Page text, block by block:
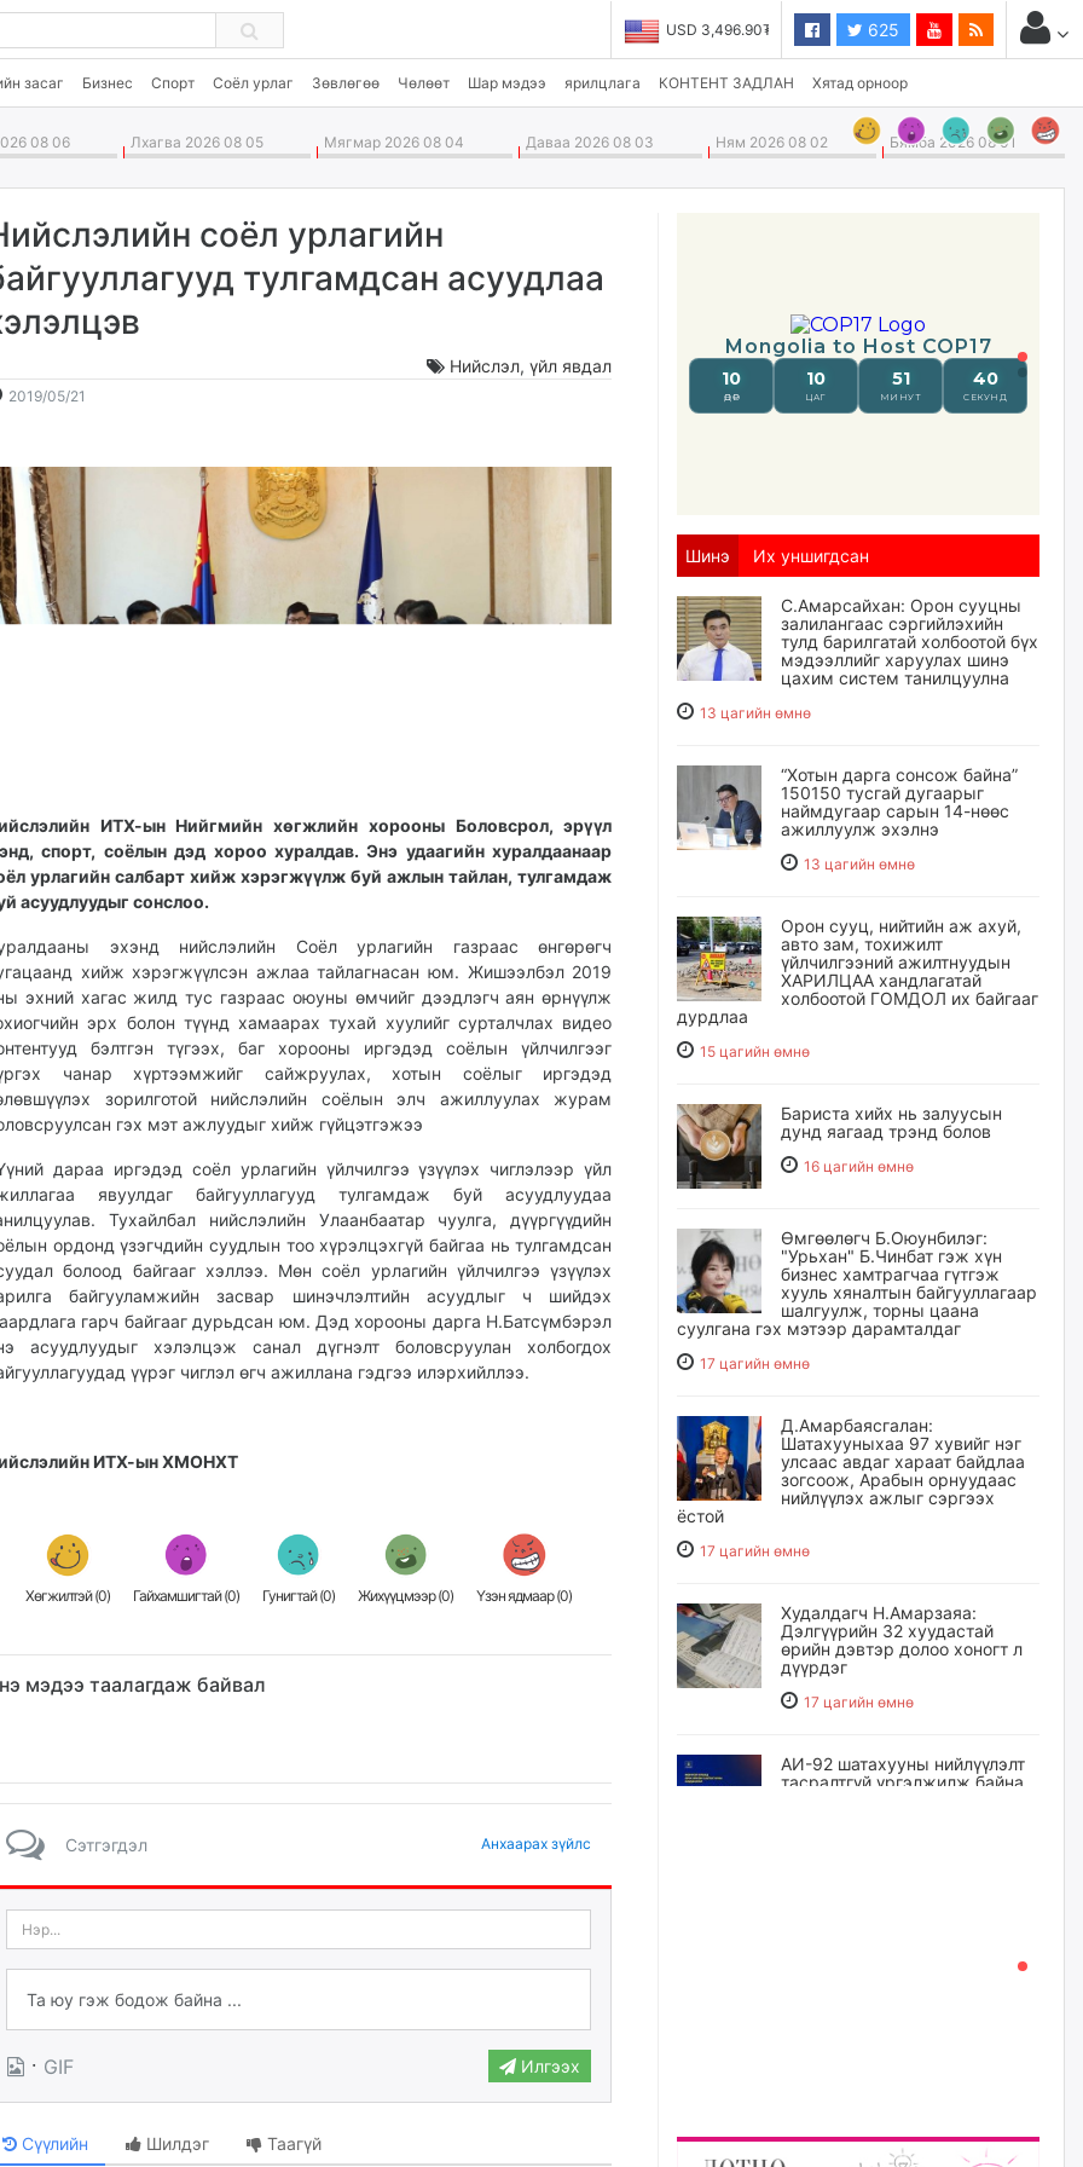
USD 3,496.90₮ 625
засаг Бизнес Спорт Соёл урлаг Зөвлөгөө Чөлөөт Шар мэдээ ярилцлага КОНТЕНТ ЗАДЛАН Хятад орноор
08 06 Лхагва 2026 08 05 Мягмар 2026 08 04 Даваа 2026 08 03 Ням 2026 08 02 Бямба 2026 08 01
соёл урлагийн
тулгамдсан асуудлаа
Нийслэл,үйл явдал
2019/05/21
ИТХ-ын Нийгмийн хөгжлийн хорооны Боловсрол, эрүүл
спорт, соёлын дэд хороо хуралдав. Энэ удаагийн хуралдаанаар
урлагийн салбарт хийж хэрэгжүүлж буй ажлын тайлан, тулгамдаж
асуудлуудыг сонслоо.
эхэнд нийслэлийн Соёл урлагийн газраас өнгөрөгч
хийж хэрэгжүүлсэн ажлаа тайлагнасан юм. Жишээлбэл 2019
эхний хагас жилд тус газраас оюуны өмчийг дээдлэгч аян өрнүүлж
эрх болон түүнд хамаарах тухай хуулийг сурталчлах видео
бэлтгэн түгээх, баг хорооны иргэдэд соёлын үйлчилгээг
чанар хүртээмжийг сайжруулах, хотын соёлыг иргэдэд
зорилготой нийслэлийн соёлын элч ажиллуулах журам
гэх мэт ажлуудыг хийж гүйцэтгэжээ
дараа иргэдэд соёл урлагийн үйлчилгээ үзүүлэх чиглэлээр үйл
явуулдаг байгууллагууд тулгамдаж буй асуудлуудаа
Тухайлбал нийслэлийн Улаанбаатар чуулга, дүүргүүдийн
ордонд үзэгчдийн суудлын тоо хүрэлцэхгүй байгаа нь тулгамдсан
болоод байгааг хэллээ. Мөн соёл урлагийн үйлчилгээ үзүүлэх
байгууламжийн засвар шинэчлэлтийн асуудлыг ч шийдэх
гарч байгааг дурьдсан юм. Дэд хорооны дарга Н.Батсүмбэрэл
асуудлуудыг хэлэлцэж санал дүгнэлт боловсруулан холбогдох
үүрэг чиглэл өгч ажиллана гэдгээ илэрхийллээ.
ИТХ-ын ХМОНХТ
Хөгжилтэй (0) Гайхамшигтай (0) Гунигтай (0) Жихүүцмээр (0) Үзэн ядмаар (0)
мэдээ таалагдаж байвал
Сэтгэгдэл Анхаарах зүйлс
· GIF Илгээх
Сүүлийн Шилдэг Таагүй
Шинэ Их уншигдсан
С.Амарсайхан: Орон сууцны
залилангаас сэргийлэхийн
тулд барилгатай холбоотой бүх
мэдээллийг харуулах шинэ
цахим систем танилцуулна
13 цагийн өмнө
“Хотын дарга сонсож байна”
150150 тусгай дугаарыг
наймдугаар сарын 14-нөөс
ажиллуулж эхэлнэ
13 цагийн өмнө
Орон сууц, нийтийн аж ахуй,
авто зам, тохижилт
үйлчилгээний ажилтнуудын
ХАРИЛЦАА хандлагатай
холбоотой ГОМДОЛ их байгааг
дурдлаа
15 цагийн өмнө
Бариста хийх нь залуусын
дунд яагаад трэнд болов
16 цагийн өмнө
Өмгөөлөгч Б.Оюунбилэг:
"Урьхан" Б.Чинбат гэж хүн
бизнес хамтрагчаа гүтгэж
хууль хяналтын байгууллагаар
шалгуулж, торны цаана
суулгана гэх мэтээр дарамталдаг
17 цагийн өмнө
Д.Амарбаясгалан:
Шатахууныхаа 97 хувийг нэг
улсаас авдаг хараат байдлаа
зогсоож, Арабын орнуудаас
нийлүүлэх ажлыг сэргээх
ёстой
17 цагийн өмнө
Худалдагч Н.Амарзаяа:
Дэлгүүрийн 32 хуудастай
өрийн дэвтэр долоо хоногт л
дүүрдэг
17 цагийн өмнө
АИ-92 шатахууны нийлүүлэлт
тасралтгүй үргэлжилж байна